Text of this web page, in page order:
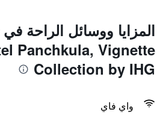
Panchkula, Vignette
Collection by IHG
واي فاي